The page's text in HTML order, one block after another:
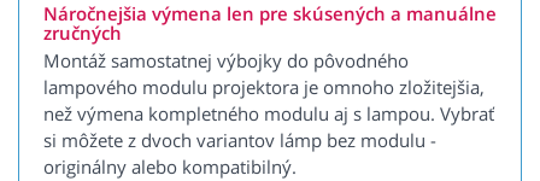
Náročnejšia výmena len pre skúsených a manuálne
zručných
Montáž samostatnej výbojky do pôvodného
lampového modulu projektora je omnoho zložitejšia,
než výmena kompletného modulu aj s lampou. Vybrať
si môžete z dvoch variantov lámp bez modulu -
originálny alebo kompatibilný.